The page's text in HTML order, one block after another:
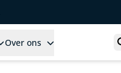
Over ons